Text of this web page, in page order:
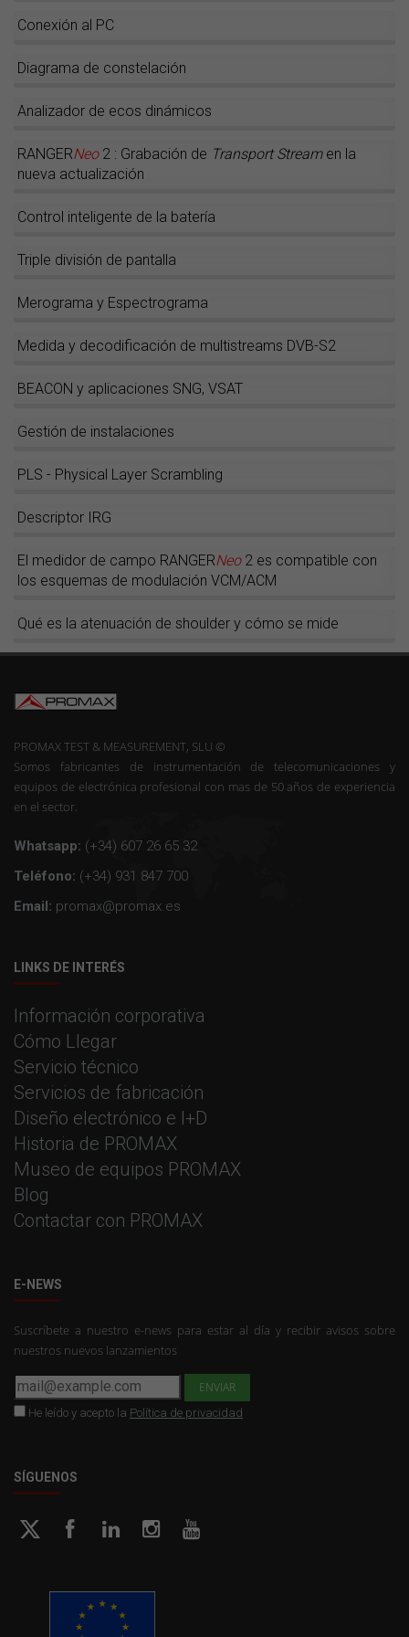
Conexión al PC
Diagrama de constelación
Analizador de ecos dinámicos
RANGERNeo2 : Grabación de Transport Streamen la
nueva actualización
Control inteligente de la batería
Triple división de pantalla
Merograma y Espectrograma
Medida y decodificación de multistreams DVB-S2
BEACON y aplicaciones SNG, VSAT
Gestión de instalaciones
PLS - Physical Layer Scrambling
Descriptor IRG
El medidor de campo RANGERNeo2 es compatible con
los esquemas de modulación VCM/ACM
Qué es la atenuación de shoulder y cómo se mide
PROMAX TEST & MEASUREMENT, SLU ©
Somos fabricantes de instrumentación de telecomunicaciones y
equipos de electrónica profesional con mas de 50 años de experiencia
en el sector.
Whatsapp: (+34) 607 26 65 32
Teléfono: (+34) 931 847 700
Email: promax@promax.es
LINKS DE INTERÉS
Información corporativa
Cómo Llegar
Servicio técnico
Servicios de fabricación
Diseño electrónico e I+D
Historia de PROMAX
Museo de equipos PROMAX
Blog
Contactar con PROMAX
E-NEWS
Suscríbete a nuestro e-news para estar al día y recibir avisos sobre
nuestros nuevos lanzamientos
He leído y acepto la Política de privacidad
SÍGUENOS